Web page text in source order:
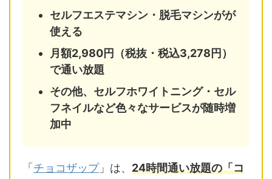
セルフエステマシン・脱毛マシンがが
使える
月額2,980円（税抜・税込3,278円）
で通い放題
その他、セルフホワイトニング・セル
フネイルなど色々なサービスが随時増
加中
「 チョコザップ」は、 24時間通い放題の「コ